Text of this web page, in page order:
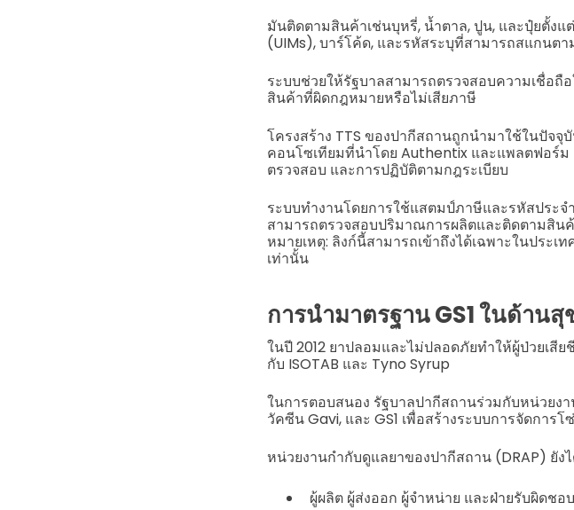
มันติดตามสินค้าเช่นบุหรี่, น้ำตาล, ปูน, และปุ๋ยตั้ง
(UIMs), บาร์โค้ด, และรหัสระบุที่สามารถสแกนตา
ระบบช่วยให้รัฐบาลสามารถตรวจสอบความเชื่อถื
สินค้าที่ผิดกฎหมายหรือไม่เสียภาษี
โครงสร้าง TTS ของปากีสถานถูกนำมาใช้ในปัจ
คอนโซเทียมที่นำโดย Authentix และแพลตฟอร์
ตรวจสอบ และการปฏิบัติตามกฎระเบียบ
ระบบทำงานโดยการใช้แสตมป์ภาษีและรหัสประ
สามารถตรวจสอบปริมาณการผลิตและติดตามสิน
หมายเหตุ: ลิงก์นี้สามารถเข้าถึงได้เฉพาะในประเ
เท่านั้น
การนำมาตรฐาน GS1 ในด้าน
ในปี 2012 ยาปลอมและไม่ปลอดภัยทำให้ผู้ป่วยเ
กับ ISOTAB และ Tyno Syrup
ในการตอบสนอง รัฐบาลปากีสถานร่วมกับหน่วยง
วัคซีน Gavi, และ GS1 เพื่อสร้างระบบการจัดการ
หน่วยงานกำกับดูแลยาของปากีสถาน (DRAP) ยัง
ผู้ผลิต ผู้ส่งออก ผู้จำหน่าย และฝ่ายรับผิดช